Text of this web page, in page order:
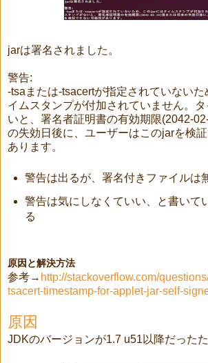
jarは署名されました。
警告:
-tsaまたは-tsacertが指定されていない
イムスタンプが付加されていません。
いと、署名者証明書の有効期限(2042-
の失効日後に、ユーザーはこのjarを検
あります。
警告は出るが、署名付きファイルは
警告は気にしなくていい、と書いて
る
原因と解決方法
参考→ http://stackoverflow.com/
tsacert-timestamp-for-applet-jar-self-
原因
JDKのバージョンが1.7 u51以降だった